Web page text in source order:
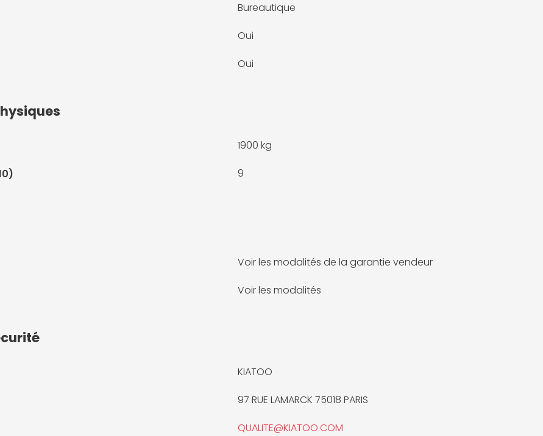
Bureautique
Oui
Oui
1900 kg
9
Voir les modalités de la garantie vendeur
Voir les modalités
KIATOO
97 RUE LAMARCK 75018 PARIS
QUALITE@KIATOO.COM